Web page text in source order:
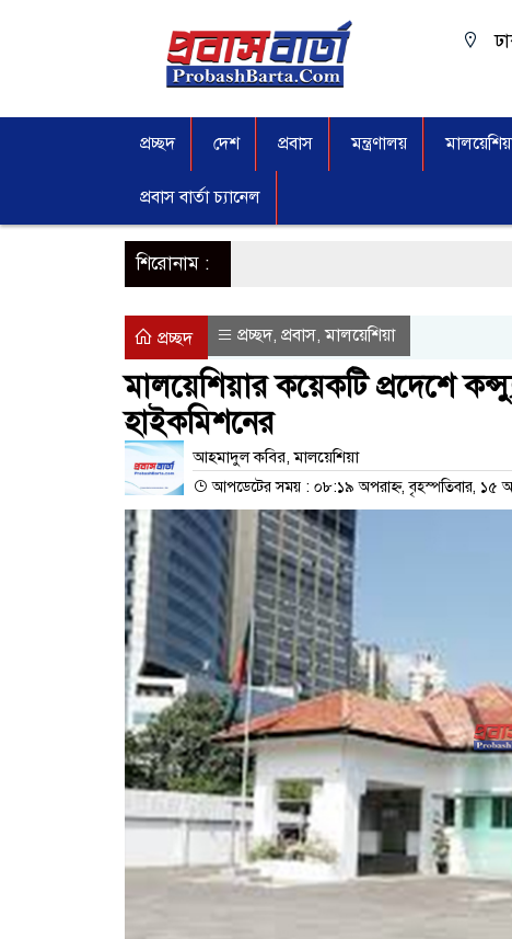
প্রচ্ছদ দেশ প্রবাস মন্ত্রণালয়
প্রবাস বার্তা চ্যানেল
শিরোনাম :
প্রচ্ছদ প্রচ্ছদ, প্রবাস,মালয়েশিয়া
মালয়েশিয়ার কয়েকটি প্রদেশে
হাইকমিশনের
আহমাদুল কবির, মালয়েশিয়া
আপডেটের সময় : ০৮:১৯ অপরাহ্ন, বৃহস্পতিবার, ১৫